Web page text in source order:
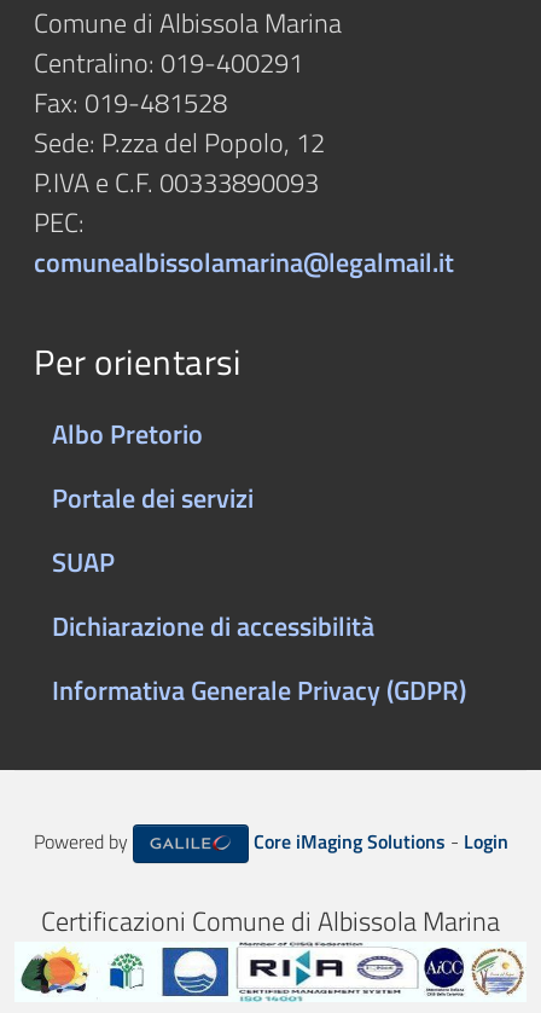
Comune di Albissola Marina
Centralino: 019-400291
Fax: 019-481528
Sede: P.zza del Popolo, 12
P.IVA e C.F. 00333890093
PEC:
comunealbissolamarina@legalmail.it
Per orientarsi
Albo Pretorio
Portale dei servizi
SUAP
Dichiarazione di accessibilità
Informativa Generale Privacy (GDPR)
Powered by Core iMaging Solutions - Login
Certificazioni Comune di Albissola Marina